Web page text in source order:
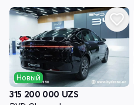
Новый
315 200 000 UZS